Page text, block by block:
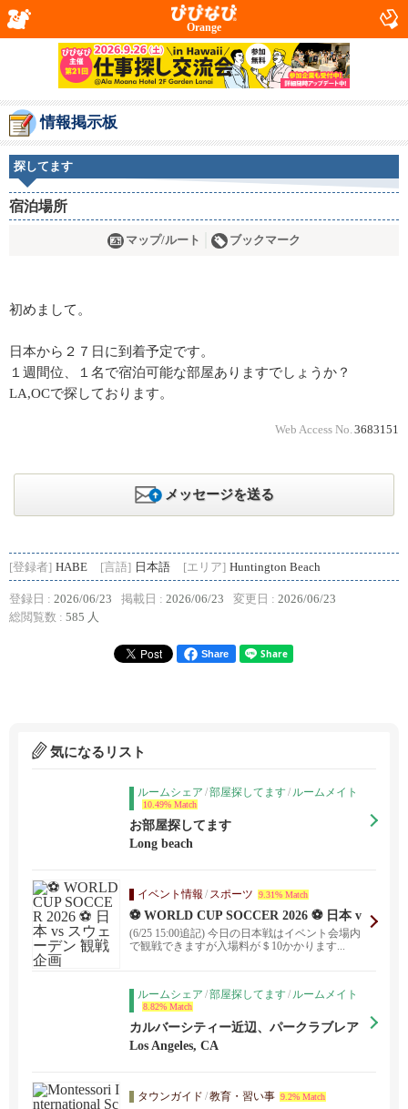
Orange
情報掲示板
探してます
宿泊場所
マップ/ルート ブックマーク
初めまして。
日本から２７日に到着予定です。
１週間位、１名で宿泊可能な部屋ありますでしょうか？
LA,OCで探しております。
Web Access No. 3683151
メッセージを送る
[登録者] HABE [言語] 日本語 [エリア] Huntington Beach
登録日 : 2026/06/23 掲載日 : 2026/06/23 変更日 : 2026/06/23
総閲覧数 : 585 人
Share
気になるリスト
ルームシェア /部屋探してます/ ルームメイト
10.49% Match
お部屋探してます
Long beach
イベント情報 / スポーツ 9.31% Match
⚽ WORLD CUP SOCCER 2026 ⚽ 日本 v
s スウェーデン 観戦企画
(6/25 15:00追記) 今日の日本戦はイベント会場内
で観戦できますが入場料が＄10かかります...
ルームシェア /部屋探してます/ ルームメイト
8.82% Match
カルバーシティー近辺、パークラブレア
近辺で8月頃から入居できるお部屋を探し
ています！
Los Angeles, CA
タウンガイド /教育・習い事 9.2% Match